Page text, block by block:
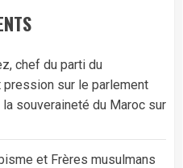
chef du parti du
sur le parlement
souveraineté du Maroc sur
et Frères musulmans